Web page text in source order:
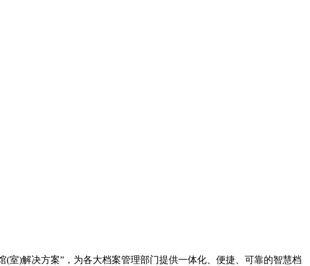
室)解决方案”，为各大档案管理部门提供一体化、便捷、可靠的智慧档